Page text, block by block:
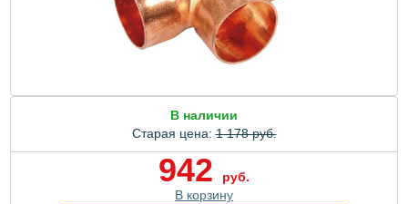
В наличии
Старая цена:1 178 руб.
942
руб.
В корзину